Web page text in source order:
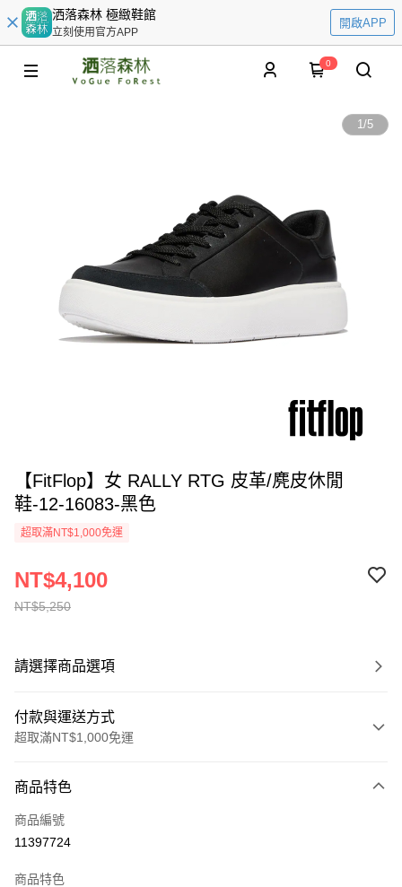
洒落森林 極緻鞋館
立刻使用官方APP
開啟APP
0
1/5
【FitFlop】女 RALLY RTG 皮革/麂皮休閒
鞋-12-16083-黑色
超取滿NT$1,000免運
NT$5,250
NT$4,100
請選擇商品選項
付款與運送方式
超取滿NT$1,000免運
信用卡一次付款
超商取貨付款
運送方式
商品特色
商品編號
11397724
商品特色